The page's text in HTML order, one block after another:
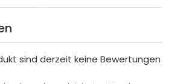
sind derzeit keine Bewertungen